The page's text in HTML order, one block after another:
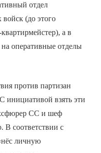
отдел
войск (до этого
а в
оперативные отделы
против партизан
инициативой взять эти
СС и шеф
В соответствии с
личную